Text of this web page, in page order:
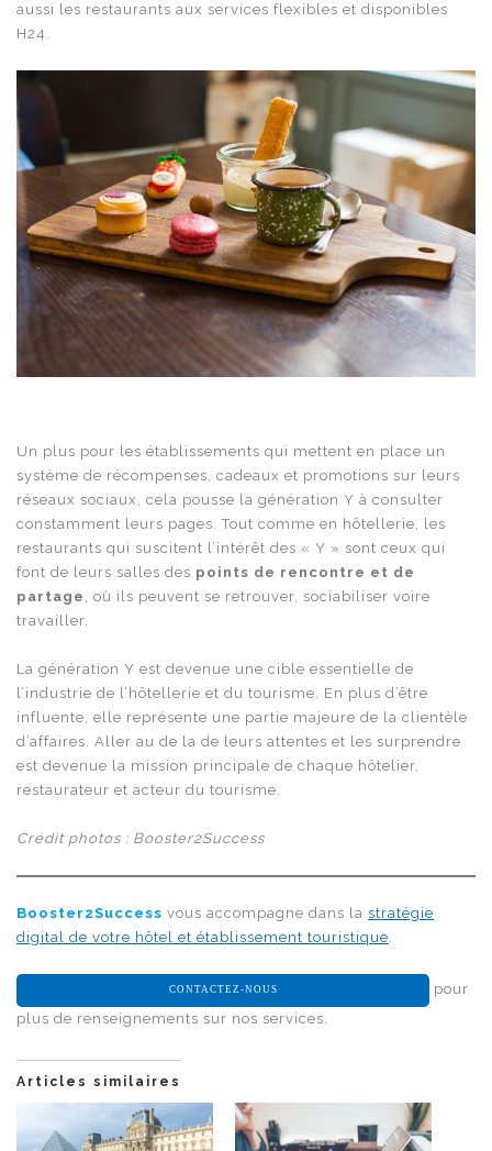
aussi les restaurants aux services flexibles et disponibles
H24.
Un plus pour les établissements qui mettent en place un
système de récompenses, cadeaux et promotions sur leurs
réseaux sociaux, cela pousse la génération Y à consulter
constamment leurs pages. Tout comme en hôtellerie, les
restaurants qui suscitent l’intérêt des « Y » sont ceux qui
font de leurs salles des points de rencontre et de
partage
, où ils peuvent se retrouver, sociabiliser voire
travailler.
La génération Y est devenue une cible essentielle de
l’industrie de l’hôtellerie et du tourisme. En plus d’être
influente, elle représente une partie majeure de la clientèle
d’affaires. Aller au de la de leurs attentes et les surprendre
est devenue la mission principale de chaque hôtelier,
restaurateur et acteur du tourisme.
Crédit photos : Booster2Success
Booster2Success vous accompagne dans la stratégie
digital de votre hôtel et établissement touristique
CONTACTEZ-NOUS
pour
plus de renseignements sur nos services.
Articles similaires